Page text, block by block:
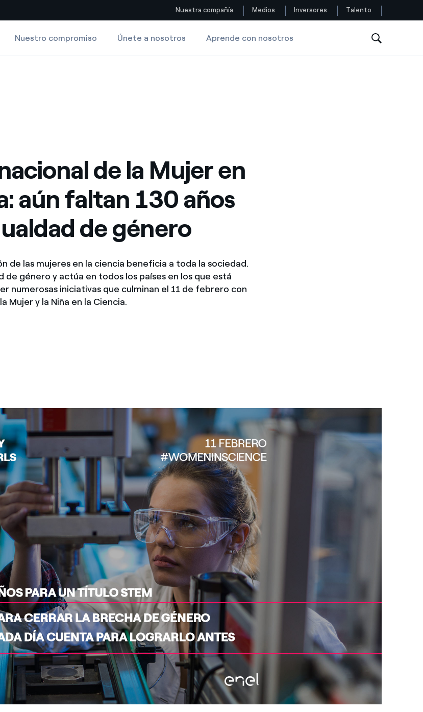
a la
de nuestras
Sitios del país
Colombia
Iberia
Italia
México
Norteamérica
Siga con nosotros
Nuestra compañía Medios Inversores Talento
Nuestro compromiso Únete a nosotros Aprende con nosotros
la igualdad de género
de la Mujer en
aún faltan 130 años
de género
de las mujeres en la ciencia beneficia a toda la sociedad.
de género y actúa en todos los países en los que está
numerosas iniciativas que culminan el 11 de febrero con
Mujer y la Niña en la Ciencia.